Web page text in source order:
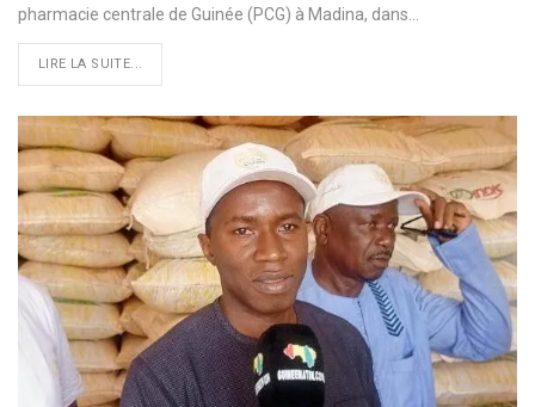
pharmacie centrale de Guinée (PCG) à Madina, dans…
LIRE LA SUITE...